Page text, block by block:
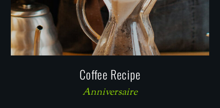
Coffee Recipe
Anniversaire